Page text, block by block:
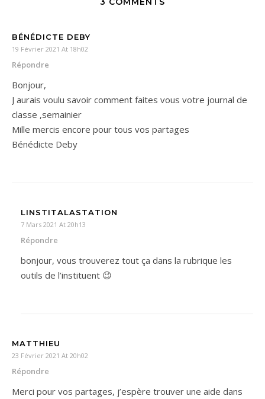
BÉNÉDICTE DEBY
19 Février 2021 At 18h02
Répondre
Bonjour,
J aurais voulu savoir comment faites vous votre journal de
classe ,semainier
Mille mercis encore pour tous vos partages
Bénédicte Deby
LINSTITALASTATION
7 Mars 2021 At 20h13
Répondre
bonjour, vous trouverez tout ça dans la rubrique les
outils de l’instituent 😉
MATTHIEU
23 Février 2021 At 20h02
Répondre
Merci pour vos partages, j’espère trouver une aide dans